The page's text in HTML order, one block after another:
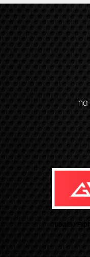
กด
ของเเต่ง